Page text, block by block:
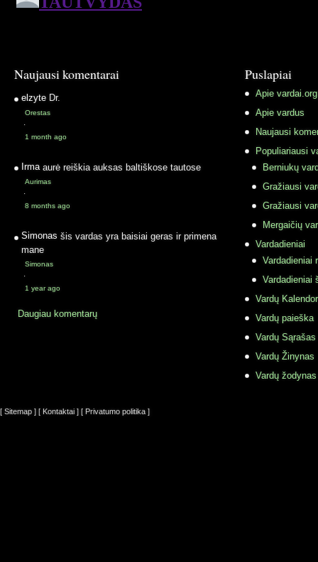
Naujausi komentarai
elzyte Dr.
Orestas
·
1 month ago
Irma aurė reiškia auksas baltiškose tautose
Aurimas
·
8 months ago
Simonas šis vardas yra baisiai geras ir primena
mane
Simonas
·
1 year ago
Daugiau komentarų
Puslapiai
Apie vardai.org
Apie vardus
Naujausi
Populiariausi
Berniukų
Gražiausi
Gražiausi
Mergaičių
Vardadieniai
Vardadieniai
Vardadieniai
Vardų
Vardų paieška
Vardų Sąrašas
Vardų Žinynas
Vardų
[ Sitemap ] [ Kontaktai ] [ Privatumo politika ]